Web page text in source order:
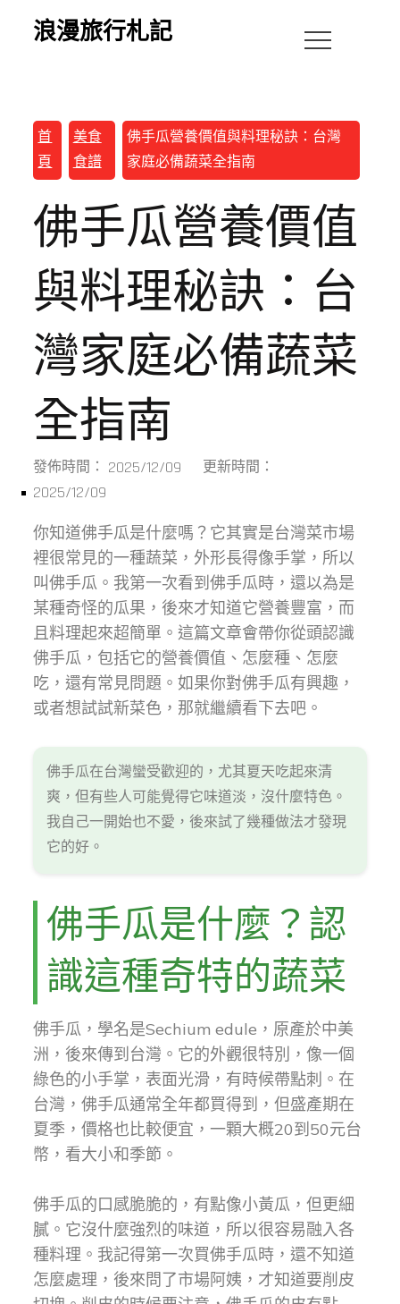
浪漫旅行札記
首
頁
美食
食譜
佛手瓜營養價值與料理秘訣：台灣
家庭必備蔬菜全指南
佛手瓜營養價值
與料理秘訣：台
灣家庭必備蔬菜
全指南
發佈時間： 2025/12/09 更新時間：
2025/12/09
你知道佛手瓜是什麼嗎？它其實是台灣菜市場
裡很常見的一種蔬菜，外形長得像手掌，所以
叫佛手瓜。我第一次看到佛手瓜時，還以為是
某種奇怪的瓜果，後來才知道它營養豐富，而
且料理起來超簡單。這篇文章會帶你從頭認識
佛手瓜，包括它的營養價值、怎麼種、怎麼
吃，還有常見問題。如果你對佛手瓜有興趣，
或者想試試新菜色，那就繼續看下去吧。
佛手瓜在台灣蠻受歡迎的，尤其夏天吃起來清
爽，但有些人可能覺得它味道淡，沒什麼特色。
我自己一開始也不愛，後來試了幾種做法才發現
它的好。
佛手瓜是什麼？認
識這種奇特的蔬菜
佛手瓜，學名是Sechium edule，原產於中美
洲，後來傳到台灣。它的外觀很特別，像一個
綠色的小手掌，表面光滑，有時候帶點刺。在
台灣，佛手瓜通常全年都買得到，但盛產期在
夏季，價格也比較便宜，一顆大概20到50元台
幣，看大小和季節。
佛手瓜的口感脆脆的，有點像小黃瓜，但更細
膩。它沒什麼強烈的味道，所以很容易融入各
種料理。我記得第一次買佛手瓜時，還不知道
怎麼處理，後來問了市場阿姨，才知道要削皮